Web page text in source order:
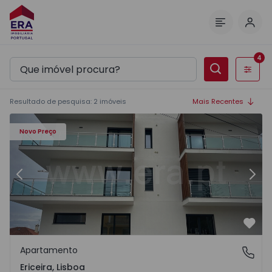
Filtros
4
Resultado de pesquisa: 2 imóveis Mais Recentes
Novo Preço
Anterior
Ericeira, Lisboa
Apartamento
Ericeira, Lisboa